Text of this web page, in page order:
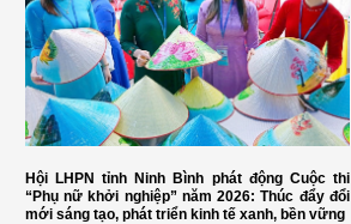
Hội LHPN tỉnh Ninh Bình phát động Cuộc thi
“Phụ nữ khởi nghiệp” năm 2026: Thúc đẩy đổi
mới sáng tạo, phát triển kinh tế xanh, bền vững